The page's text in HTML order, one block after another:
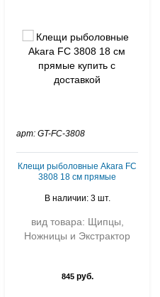
арт: GT-FC-3808
Клещи рыболовные Akara FC
3808 18 см прямые
В наличии: 3 шт.
вид товара: Щипцы,
Ножницы и Экстрактор
845руб.